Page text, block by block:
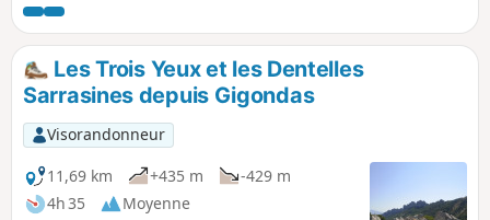
Rocher du Turk. De là, le sentier descend de l'autre côté de
la falaise et redescend dans la vallée pour rejoindre des
pistes et des sentiers qui ramènent à Vacqueyras à travers
d'autres vignobles et bois. Cette randonnée est assez
ombragée à de nombreux endroits, ce qui la rend
praticable même en juillet ou en août. (En été, vérifiez les
risques d'incendie, voir les informations pratiques.)
Les Trois Yeux et les Dentelles
Sarrasines depuis Gigondas
Visorandonneur
11,69 km
+435 m
-429 m
4h 35
Moyenne